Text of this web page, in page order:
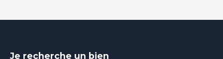
Je recherche un bien